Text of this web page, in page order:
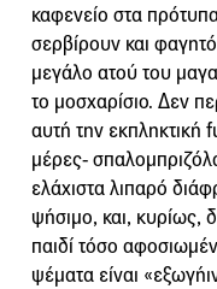
καφενείο στα
σερβίρουν και
μεγάλο ατού του
το μοσχαρίσιο. Δεν
αυτή την εκπληκτική
μέρες-
ελάχιστα λιπαρό
ψήσιμο, και, κυρίως,
παιδί τόσο
ψέματα είναι